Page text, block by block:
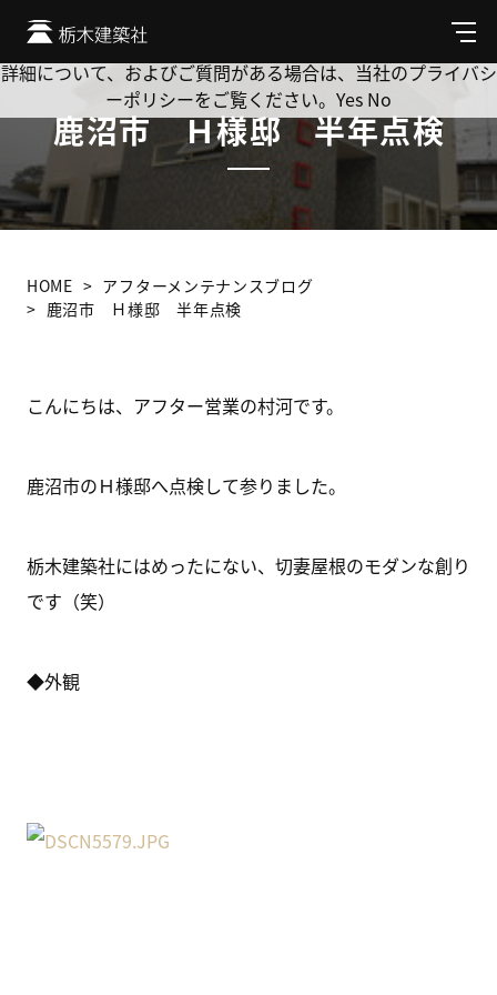
メ
ニ
ュ
鹿沼市 Ｈ様邸 半年点検
HOME
アフターメンテナンスブログ
鹿沼市 Ｈ様邸 半年点検
こんにちは、アフター営業の村河です。
鹿沼市のＨ様邸へ点検して参りました。
栃木建築社にはめったにない、切妻屋根のモダンな創り
です（笑）
◆外観
Cookie を使用して、お客様の活動を追跡してもよろしいです
か? 当社ではお客様のプライバシーを極めて重視しています。
詳細について、およびご質問がある場合は、当社のプライバシ
ーポリシーをご覧ください。 Yes No